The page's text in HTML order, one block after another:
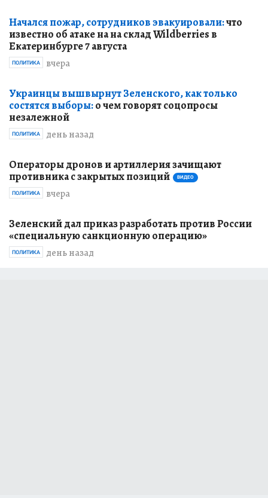
Начался пожар, сотрудников эвакуировали:что
известно об атаке на на склад Wildberries в
Екатеринбурге 7 августа
вчера
ПОЛИТИКА
Украинцы вышвырнут Зеленского, как только
состятся выборы:о чем говорят соцопросы
незалежной
день назад
ПОЛИТИКА
Операторы дронов и артиллерия зачищают
противника с закрытых позиций
ВИДЕО
вчера
ПОЛИТИКА
Зеленский дал приказ разработать против России
«специальную санкционную операцию»
день назад
ПОЛИТИКА